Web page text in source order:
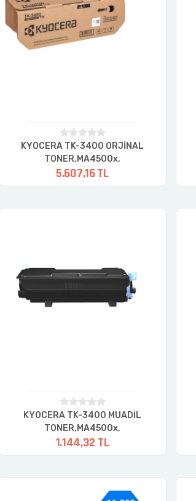
KYOCERA TK-3400 ORJİNAL
TONER,MA4500x,
MA4500fx,PA4500x
5.607,16 TL
KYOCERA TK-3400 MUADİL
TONER,MA4500x,
MA4500fx,PA4500x
1.144,32 TL